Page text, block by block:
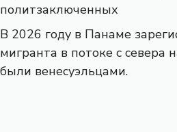
политзаключенных
В 2026 году в Панаме
мигранта в потоке с севера
были венесуэльцами.